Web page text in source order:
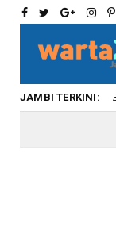
JAMBI TERKINI:
Taman Batu